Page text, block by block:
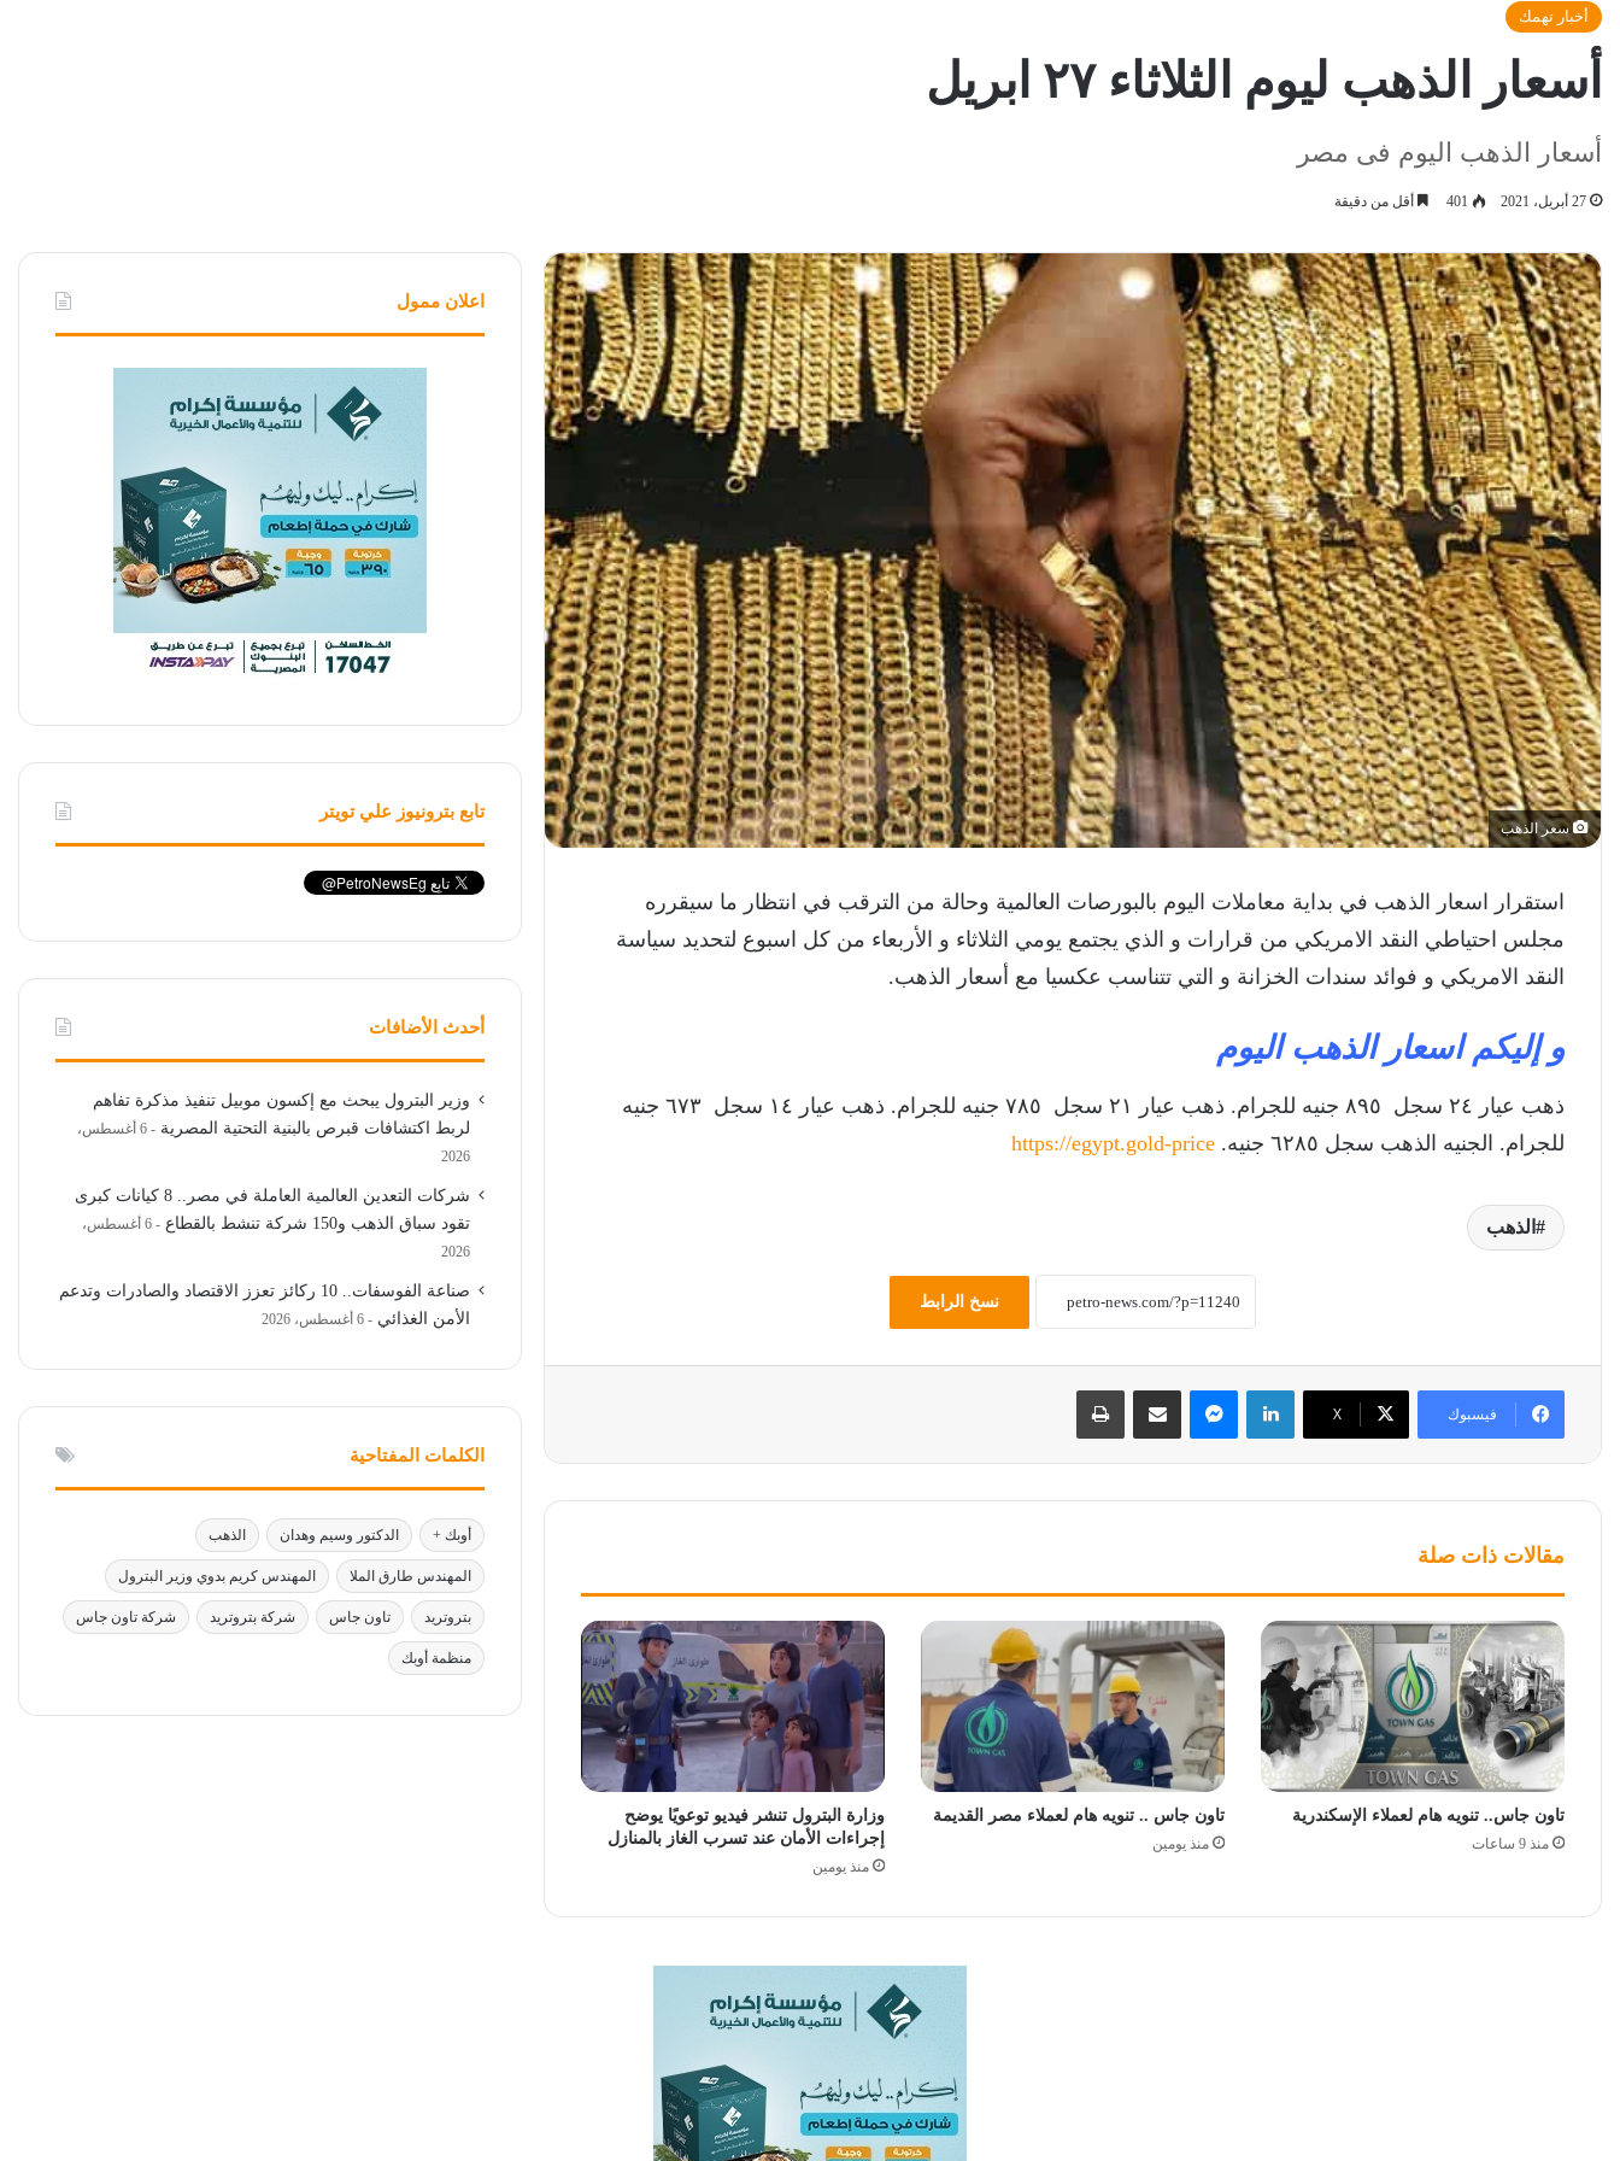
أخبار تهمك
أسعار الذهب ليوم الثلاثاء ٢٧ ابريل
أسعار الذهب اليوم فى مصر
27 أبريل، 2021 401 أقل من دقيقة
سعر الذهب
استقرار اسعار الذهب في بداية معاملات اليوم بالبورصات العالمية وحالة من الترقب في انتظار ما سيقرره
مجلس احتياطي النقد الامريكي من قرارات و الذي يجتمع يومي الثلاثاء و الأربعاء من كل اسبوع لتحديد سياسة
النقد الامريكي و فوائد سندات الخزانة و التي تتناسب عكسيا مع أسعار الذهب.
و إليكم اسعار الذهب اليوم
ذهب عيار ٢٤ سجل ٨٩٥ جنيه للجرام. ذهب عيار ٢١ سجل ٧٨٥ جنيه للجرام. ذهب عيار ١٤ سجل ٦٧٣ جنيه
للجرام. الجنيه الذهب سجل ٦٢٨٥ جنيه.
https://egypt.gold-price
الذهب
نسخ الرابط
فيسبوك ‫X
لينكدإن ماسنجر مشاركة عبر البريد طباعة
مقالات ذات صلة
تاون جاس.. تنويه هام لعملاء الإسكندرية
منذ 9 ساعات
تاون جاس .. تنويه هام لعملاء مصر القديمة
منذ يومين
وزارة البترول تنشر فيديو توعويًا يوضح
إجراءات الأمان عند تسرب الغاز بالمنازل
منذ يومين
اعلان ممول
تابع بترونيوز علي تويتر
أحدث الأضافات
وزير البترول يبحث مع إكسون موبيل تنفيذ مذكرة تفاهم
لربط اكتشافات قبرص بالبنية التحتية المصرية
6 أغسطس،
2026
شركات التعدين العالمية العاملة في مصر.. 8 كيانات كبرى
تقود سباق الذهب و150 شركة تنشط بالقطاع
6 أغسطس،
2026
صناعة الفوسفات.. 10 ركائز تعزز الاقتصاد والصادرات وتدعم
الأمن الغذائي
6 أغسطس، 2026
الكلمات المفتاحية
أوبك + الدكتور وسيم وهدان الذهب
المهندس طارق الملا المهندس كريم بدوي وزير البترول
بتروتريد تاون جاس شركة بتروتريد شركة تاون جاس
منظمة أوبك